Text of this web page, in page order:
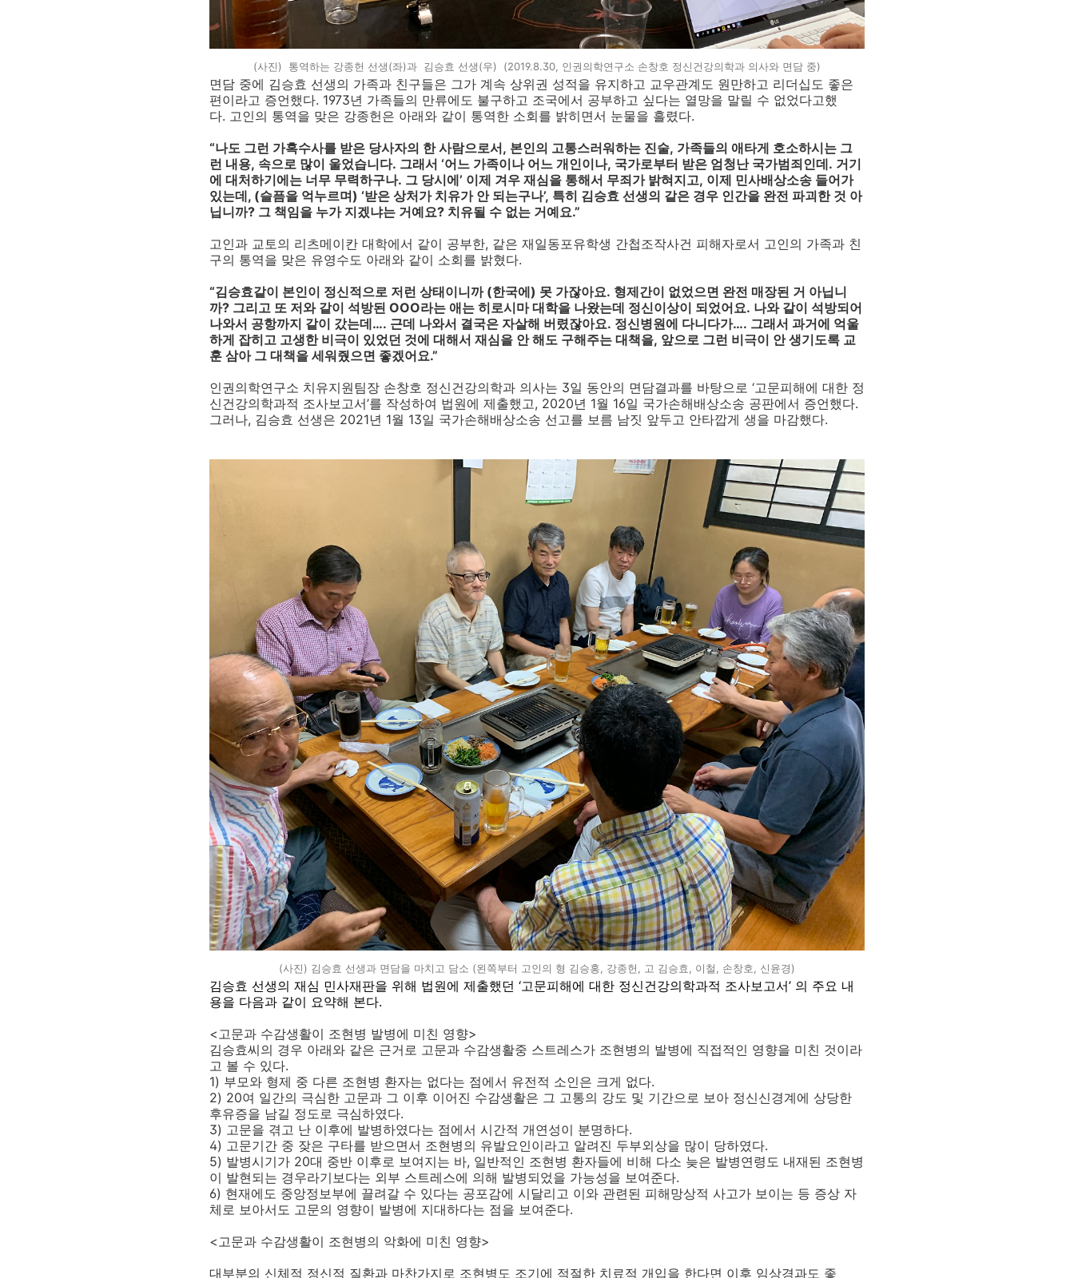
(사진) 통역하는 강종헌 선생(좌)과 김승효 선생(우) (2019.8.30, 인권의학연구소 손창호 정신건강의학과 의사와 면담 중)
면담 중에 김승효 선생의 가족과 친구들은 그가 계속 상위권 성적을 유지하고 교우관계도 원만하고 리더십도 좋은
편이라고 증언했다. 1973년 가족들의 만류에도 불구하고 조국에서 공부하고 싶다는 열망을 말릴 수 없었다고했
다. 고인의 통역을 맞은 강종헌은 아래와 같이 통역한 소회를 밝히면서 눈물을 흘렸다.
“나도 그런 가혹수사를 받은 당사자의 한 사람으로서, 본인의 고통스러워하는 진술, 가족들의 애타게 호소하시는 그
런 내용, 속으로 많이 울었습니다. 그래서 ‘어느 가족이나 어느 개인이나, 국가로부터 받은 엄청난 국가범죄인데. 거기
에 대처하기에는 너무 무력하구나. 그 당시에’ 이제 겨우 재심을 통해서 무죄가 밝혀지고, 이제 민사배상소송 들어가
있는데, (슬픔을 억누르며) ‘받은 상처가 치유가 안 되는구나’, 특히 김승효 선생의 같은 경우 인간을 완전 파괴한 것 아
닙니까? 그 책임을 누가 지겠냐는 거예요? 치유될 수 없는 거예요.”
고인과 교토의 리츠메이칸 대학에서 같이 공부한, 같은 재일동포유학생 간첩조작사건 피해자로서 고인의 가족과 친
구의 통역을 맞은 유영수도 아래와 같이 소회를 밝혔다.
“김승효같이 본인이 정신적으로 저런 상태이니까 (한국에) 못 가잖아요. 형제간이 없었으면 완전 매장된 거 아닙니
까? 그리고 또 저와 같이 석방된 OOO라는 애는 히로시마 대학을 나왔는데 정신이상이 되었어요. 나와 같이 석방되어
나와서 공항까지 같이 갔는데…. 근데 나와서 결국은 자살해 버렸잖아요. 정신병원에 다니다가…. 그래서 과거에 억울
하게 잡히고 고생한 비극이 있었던 것에 대해서 재심을 안 해도 구해주는 대책을, 앞으로 그런 비극이 안 생기도록 교
훈 삼아 그 대책을 세워줬으면 좋겠어요.”
인권의학연구소 치유지원팀장 손창호 정신건강의학과 의사는 3일 동안의 면담결과를 바탕으로 ‘고문피해에 대한 정
신건강의학과적 조사보고서’를 작성하여 법원에 제출했고, 2020년 1월 16일 국가손해배상소송 공판에서 증언했다.
그러나, 김승효 선생은 2021년 1월 13일 국가손해배상소송 선고를 보름 남짓 앞두고 안타깝게 생을 마감했다.
(사진) 김승효 선생과 면담을 마치고 담소 (왼쪽부터 고인의 형 김승홍, 강종헌, 고 김승효, 이철, 손창호, 신윤경)
김승효 선생의 재심 민사재판을 위해 법원에 제출했던 ‘고문피해에 대한 정신건강의학과적 조사보고서’ 의 주요 내
용을 다음과 같이 요약해 본다.
<고문과 수감생활이 조현병 발병에 미친 영향>
김승효씨의 경우 아래와 같은 근거로 고문과 수감생활중 스트레스가 조현병의 발병에 직접적인 영향을 미친 것이라
고 볼 수 있다.
1) 부모와 형제 중 다른 조현병 환자는 없다는 점에서 유전적 소인은 크게 없다.
2) 20여 일간의 극심한 고문과 그 이후 이어진 수감생활은 그 고통의 강도 및 기간으로 보아 정신신경계에 상당한
후유증을 남길 정도로 극심하였다.
3) 고문을 겪고 난 이후에 발병하였다는 점에서 시간적 개연성이 분명하다.
4) 고문기간 중 잦은 구타를 받으면서 조현병의 유발요인이라고 알려진 두부외상을 많이 당하였다.
5) 발병시기가 20대 중반 이후로 보여지는 바, 일반적인 조현병 환자들에 비해 다소 늦은 발병연령도 내재된 조현병
이 발현되는 경우라기보다는 외부 스트레스에 의해 발병되었을 가능성을 보여준다.
6) 현재에도 중앙정보부에 끌려갈 수 있다는 공포감에 시달리고 이와 관련된 피해망상적 사고가 보이는 등 증상 자
체로 보아서도 고문의 영향이 발병에 지대하다는 점을 보여준다.
<고문과 수감생활이 조현병의 악화에 미친 영향>
대부분의 신체적 정신적 질환과 마찬가지로 조현병도 조기에 적절한 치료적 개입을 한다면 이후 임상경과도 좋